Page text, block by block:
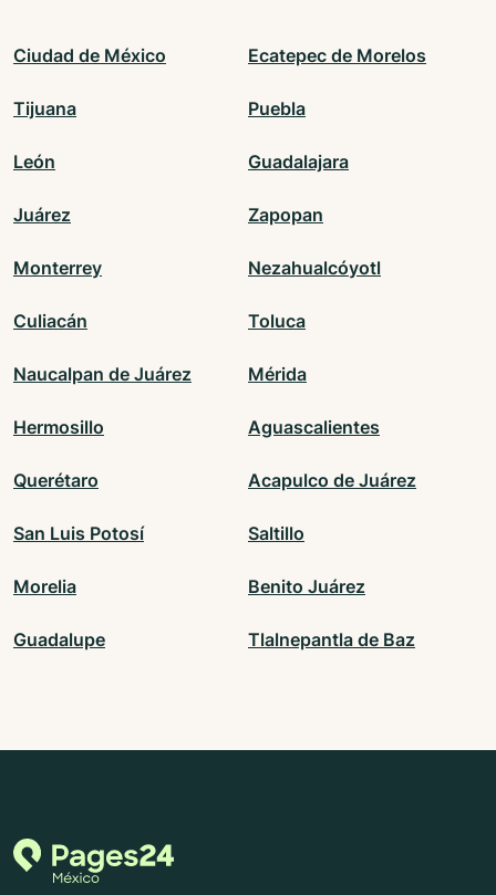
Ciudad de México Ecatepec de Morelos
Tijuana Puebla
León Guadalajara
Juárez Zapopan
Monterrey Nezahualcóyotl
Culiacán Toluca
Naucalpan de Juárez Mérida
Hermosillo Aguascalientes
Querétaro Acapulco de Juárez
San Luis Potosí Saltillo
Morelia Benito Juárez
Guadalupe Tlalnepantla de Baz